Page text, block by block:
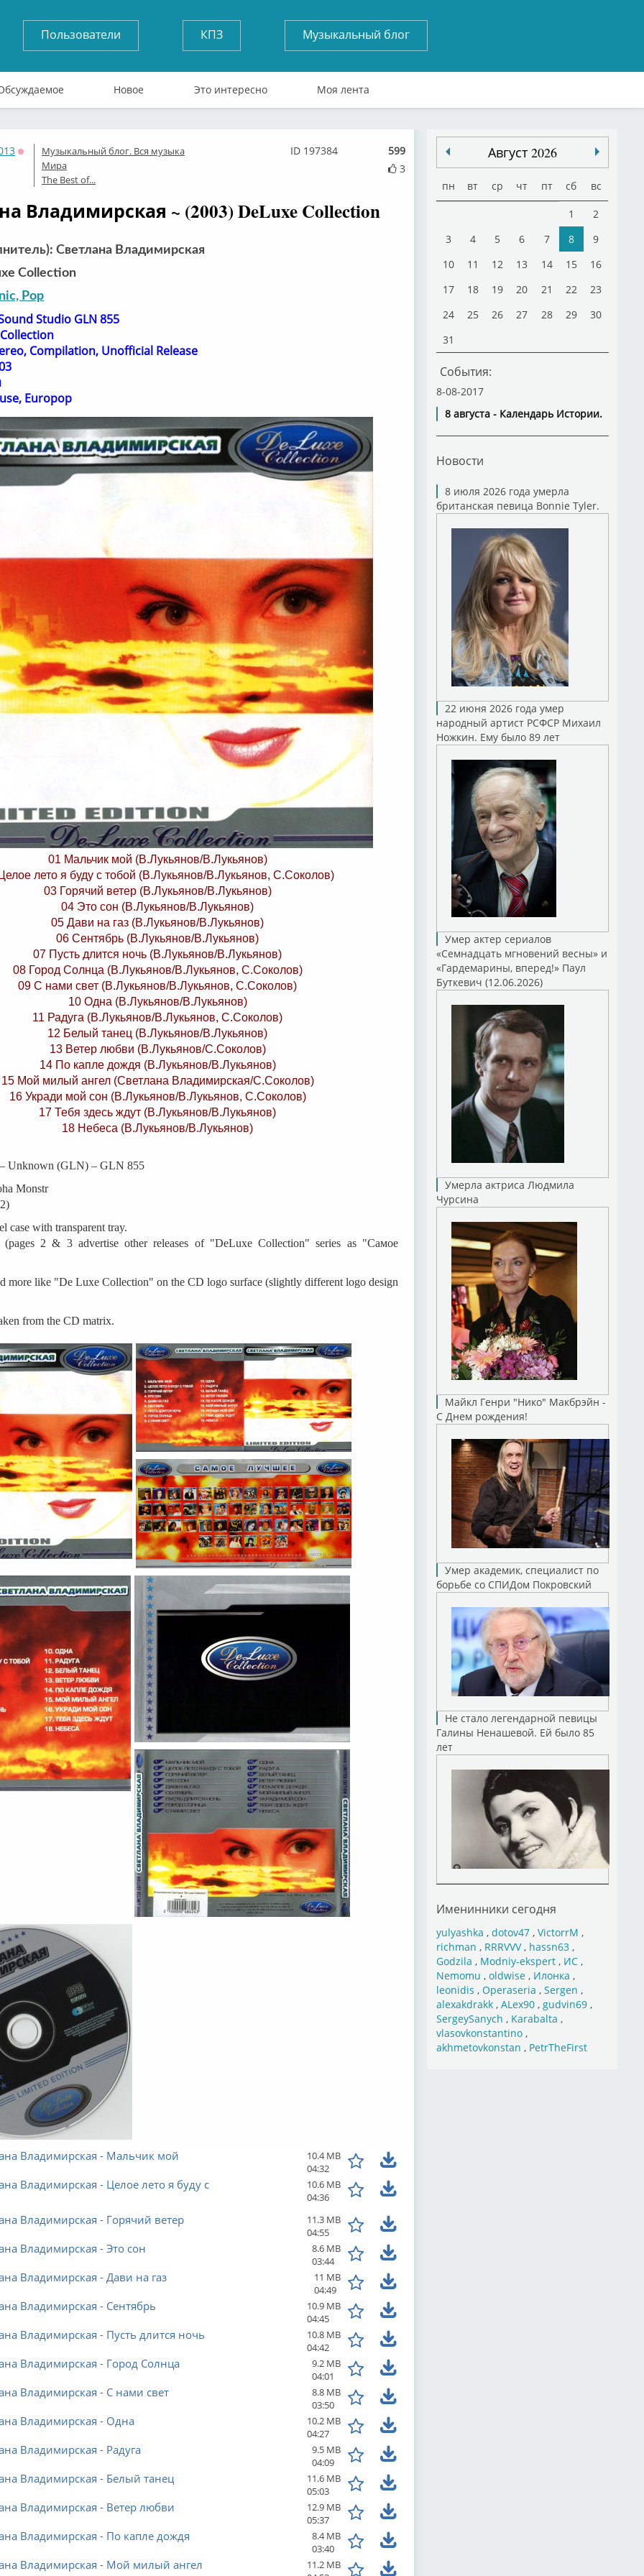
Пользователи КПЗ Музыкальный блог
Новое Это интересно Моя лента
Оффлайн
Музыкальный блог. Вся музыка
Мира
The Best of...
599
3
ID 197384
Владимирская ~ (2003) DeLuxe Collection
Светлана Владимирская
Collection
Pop
Studio GLN 855
Compilation, Unofficial Release
Europop
01 Мальчик мой (В.Лукьянов/В.Лукьянов)
лето я буду с тобой (В.Лукьянов/В.Лукьянов, С.Соколов)
03 Горячий ветер (В.Лукьянов/В.Лукьянов)
04 Это сон (В.Лукьянов/В.Лукьянов)
05 Дави на газ (В.Лукьянов/В.Лукьянов)
06 Сентябрь (В.Лукьянов/В.Лукьянов)
07 Пусть длится ночь (В.Лукьянов/В.Лукьянов)
08 Город Солнца (В.Лукьянов/В.Лукьянов, С.Соколов)
09 С нами свет (В.Лукьянов/В.Лукьянов, С.Соколов)
10 Одна (В.Лукьянов/В.Лукьянов)
11 Радуга (В.Лукьянов/В.Лукьянов, С.Соколов)
12 Белый танец (В.Лукьянов/В.Лукьянов)
13 Ветер любви (В.Лукьянов/С.Соколов)
14 По капле дождя (В.Лукьянов/В.Лукьянов)
15 Мой милый ангел (Светлана Владимирская/С.Соколов)
16 Укради мой сон (В.Лукьянов/В.Лукьянов, С.Соколов)
17 Тебя здесь ждут (В.Лукьянов/В.Лукьянов)
18 Небеса (В.Лукьянов/В.Лукьянов)
Unknown (GLN) – GLN 855
Monstr
case with transparent tray.
(pages 2 & 3 advertise other releases of "DeLuxe Collection" series as "Самое
more like "De Luxe Collection" on the CD logo surface (slightly different logo design
from the CD matrix.
Владимирская - Мальчик мой
10.4 MB
04:32
Владимирская - Целое лето я буду с
10.6 MB
04:36
Владимирская - Горячий ветер
11.3 MB
04:55
Владимирская - Это сон
8.6 MB
03:44
Владимирская - Дави на газ
11 MB
04:49
Владимирская - Сентябрь
10.9 MB
04:45
Владимирская - Пусть длится ночь
10.8 MB
04:42
Владимирская - Город Солнца
9.2 MB
04:01
Владимирская - С нами свет
8.8 MB
03:50
Владимирская - Одна
10.2 MB
04:27
Владимирская - Радуга
9.5 MB
04:09
Владимирская - Белый танец
11.6 MB
05:03
Владимирская - Ветер любви
12.9 MB
05:37
Владимирская - По капле дождя
8.4 MB
03:40
Владимирская - Мой милый ангел
11.2 MB
Август 2026
пн вт ср чт пт сб вс
1
2
3
4 5 6 7 8
9
10
11 12 13 14 15
16
17
18 19 20 21 22
23
24
25 26 27 28 29
30
31
События:
8-08-2017
8 августа - Календарь Истории.
Новости
8 июля 2026 года умерла
британская певица Bonnie Tyler.
22 июня 2026 года умер
народный артист РСФСР Михаил
Ножкин. Ему было 89 лет
Умер актер сериалов
«Семнадцать мгновений весны» и
«Гардемарины, вперед!» Паул
Буткевич (12.06.2026)
Умерла актриса Людмила
Чурсина
Майкл Генри "Нико" Макбрэйн -
С Днем рождения!
Умер академик, специалист по
борьбе со СПИДом Покровский
Не стало легендарной певицы
Галины Ненашевой. Ей было 85
лет
Именинники сегодня
yulyashka , dotov47, VictorrM ,
richman , RRRVVV, hassn63,
Godzila , Modniy-ekspert, ИС,
Nemomu , oldwise, Илонка ,
leonidis , Operaseria , Sergen ,
alexakdrakk, ALex90, gudvin69,
SergeySanych , Karabalta ,
vlasovkonstantino,
akhmetovkonstan , PetrTheFirst